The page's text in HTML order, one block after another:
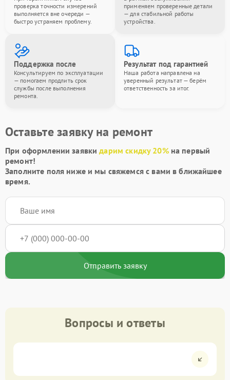
проверка точности измерений
выполняется вне очереди —
быстро устраняем проблему.
применяем проверенные детали
— для стабильной работы
устройства.
Поддержка после
Консультируем по эксплуатации
— помогаем продлить срок
службы после выполнения
ремонта.
Результат под гарантией
Наша работа направлена на
уверенный результат — берём
ответственность за итог.
Оставьте заявку на ремонт
При оформлении заявкидарим скидку 20%на первый
ремонт!
Заполните поля ниже и мы свяжемся с вами в ближайшее
время.
Отправить заявку
Вопросы и ответы